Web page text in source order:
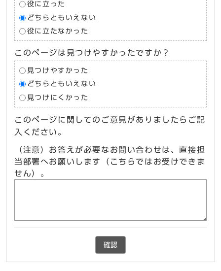
役に立った
どちらともいえない
役に立たなかった
このページは見つけやすかったですか？
見つけやすかった
どちらともいえない
見つけにくかった
このページに関してのご意見がありましたらご記
入ください。
（注意）お答えが必要なお問い合わせは、直接担
当部署へお願いします（こちらではお受けできま
せん）。
確認